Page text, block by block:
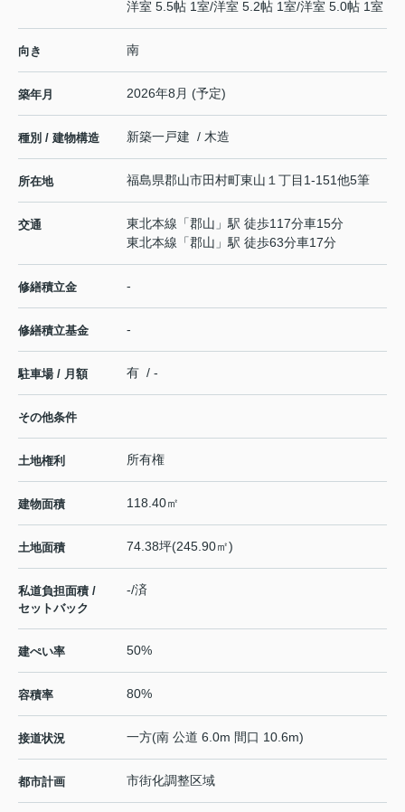
洋室 5.5帖 1室/洋室 5.2帖 1室/洋室 5.0帖 1室
向き 南
築年月 2026年8月 (予定)
種別 / 建物構造 新築一戸建 / 木造
所在地 福島県郡山市田村町東山 １丁目1-151他5筆
交通 東北本線 「郡山 」駅 徒歩117分車15分
東北本線 「郡山 」駅 徒歩63分車17分
修繕積立金 -
修繕積立基金 -
駐車場 / 月額 有 / -
その他条件
土地権利 所有権
建物面積 118.40㎡
土地面積 74.38坪(245.90㎡)
私道負担面積 /
セットバック
-/済
建ぺい率 50%
容積率 80%
接道状況 一方(南 公道 6.0m 間口 10.6m)
都市計画 市街化調整区域